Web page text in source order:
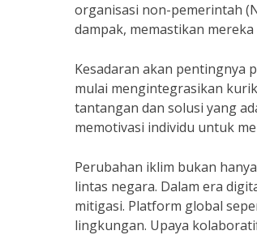
organisasi non-pemerintah
dampak, memastikan
Kesadaran akan pentingnya
mulai mengintegrasikan
tantangan dan solusi yang
memotivasi individu untuk
Perubahan iklim bukan
lintas negara. Dalam era
mitigasi. Platform global
lingkungan. Upaya